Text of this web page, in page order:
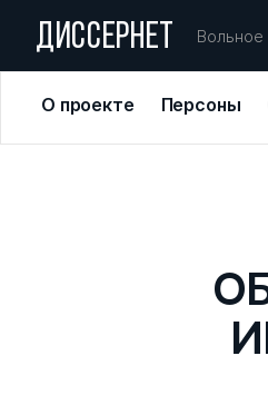
ДИССЕРНЕТ
О проекте Персоны